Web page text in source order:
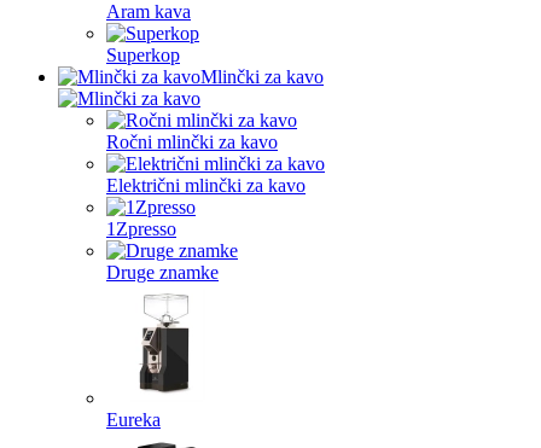
Aram kava
Superkop
Mlinčki za kavo
Ročni mlinčki za kavo
Električni mlinčki za kavo
1Zpresso
Druge znamke
Eureka